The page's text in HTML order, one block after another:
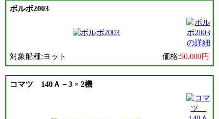
ボルボ2003
対象船種:ヨット 価格:50,000円
コマツ 140Ａ－3 × 2機